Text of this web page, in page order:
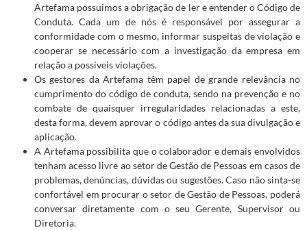
Artefama possuimos a obrigação de ler e entender o Código de
Conduta. Cada um de nós é responsável por assegurar a
conformidade com o mesmo, informar suspeitas de violação e
cooperar se necessário com a investigação da empresa em
relação a possíveis violações.
Os gestores da Artefama têm papel de grande relevância no
cumprimento do código de conduta, sendo na prevenção e no
combate de quaisquer irregularidades relacionadas a este,
desta forma, devem aprovar o código antes da sua divulgação e
aplicação.
A Artefama possibilita que o colaborador e demais envolvidos
tenham acesso livre ao setor de Gestão de Pessoas em casos de
problemas, denúncias, dúvidas ou sugestões. Caso não sinta-se
confortável em procurar o setor de Gestão de Pessoas, poderá
conversar diretamente com o seu Gerente, Supervisor ou
Diretoria.